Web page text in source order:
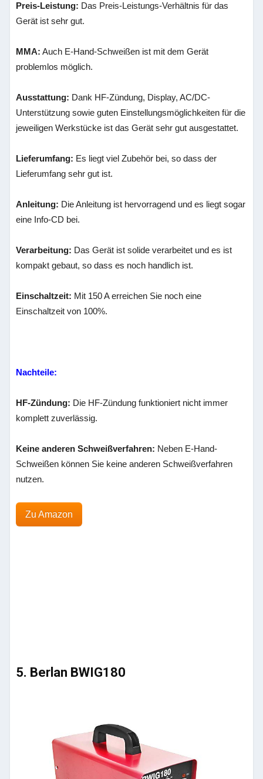
Preis-Leistung: Das Preis-Leistungs-Verhältnis für das
Gerät ist sehr gut.
MMA: Auch E-Hand-Schweißen ist mit dem Gerät
problemlos möglich.
Ausstattung: Dank HF-Zündung, Display, AC/DC-
Unterstützung sowie guten Einstellungsmöglichkeiten für die
jeweiligen Werkstücke ist das Gerät sehr gut ausgestattet.
Lieferumfang: Es liegt viel Zubehör bei, so dass der
Lieferumfang sehr gut ist.
Anleitung: Die Anleitung ist hervorragend und es liegt sogar
eine Info-CD bei.
Verarbeitung: Das Gerät ist solide verarbeitet und es ist
kompakt gebaut, so dass es noch handlich ist.
Einschaltzeit: Mit 150 A erreichen Sie noch eine
Einschaltzeit von 100%.
Nachteile:
HF-Zündung: Die HF-Zündung funktioniert nicht immer
komplett zuverlässig.
Keine anderen Schweißverfahren: Neben E-Hand-
Schweißen können Sie keine anderen Schweißverfahren
nutzen.
Zu Amazon
5. Berlan BWIG180